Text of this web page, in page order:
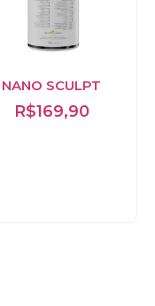
NANO SCULPT
R$169,90